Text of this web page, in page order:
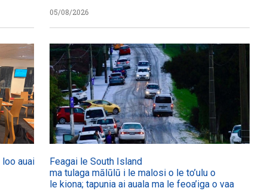
05/08/2026
loo auai maiFeagai le South Island
ma tulaga mālūlū i le malosi o le to’ulu o
le kiona; tapunia ai auala ma le feoa’iga o vaa